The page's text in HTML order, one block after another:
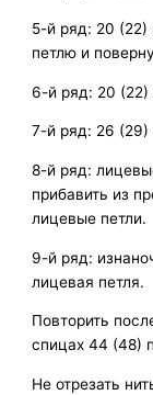
5-й ряд: 20
петлю и
6-й ряд: 20 (22)
7-й ряд: 26 (29)
8-й ряд:
прибавить из
лицевые петли.
9-й ряд:
лицевая петля.
Повторить
спицах 44 (48)
Не отрезать